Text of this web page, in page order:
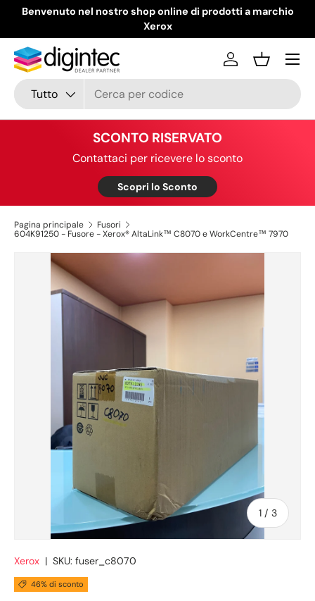
Benvenuto nel nostro shop online di prodotti a marchio
Xerox
Cerca
Tipo prodotto
Tutto
AccediCestino
Menu
SCONTO RISERVATO
Contattaci per ricevere lo sconto
Scopri lo Sconto
Pagina principale
Fusori
604K91250 - Fusore - Xerox® AltaLink™ C8070 e WorkCentre™ 7970
1 / di
3
Xerox | SKU: fuser_c8070
46% di sconto